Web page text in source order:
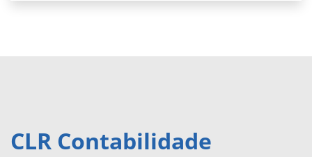
CLR Contabilidade